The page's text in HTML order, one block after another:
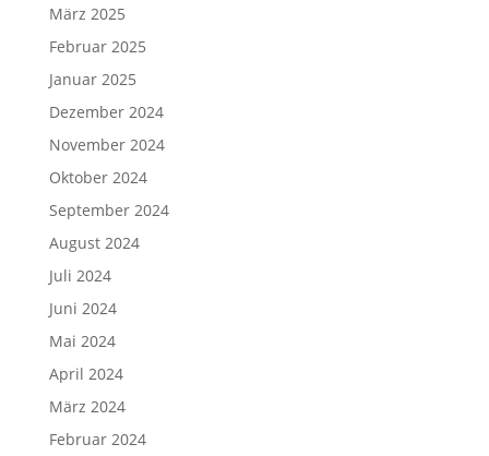
März 2025
Februar 2025
Januar 2025
Dezember 2024
November 2024
Oktober 2024
September 2024
August 2024
Juli 2024
Juni 2024
Mai 2024
April 2024
März 2024
Februar 2024